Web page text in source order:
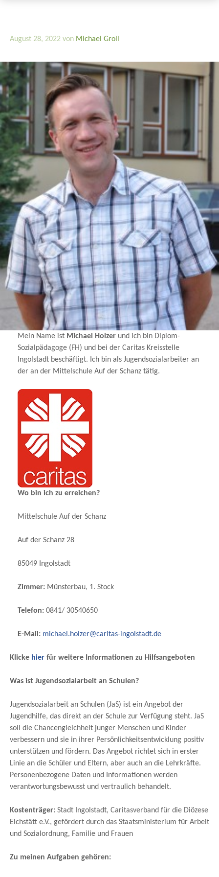
August 28, 2022 von Michael Groll
Mein Name ist Michael Holzerund ich bin Diplom-
Sozialpädagoge (FH) und bei der Caritas Kreisstelle
Ingolstadt beschäftigt. Ich bin als Jugendsozialarbeiter an
der an der Mittelschule Auf der Schanz tätig.
Wo bin ich zu erreichen?
Mittelschule Auf der Schanz
Auf der Schanz 28
85049 Ingolstadt
Zimmer:Münsterbau, 1. Stock
Telefon:0841/ 30540650
E-Mail: michael.holzer@caritas-ingolstadt.de
Klicke hier für weitere Informationen zu Hilfsangeboten
Was ist Jugendsozialarbeit an Schulen?
Jugendsozialarbeit an Schulen (JaS) ist ein Angebot der
Jugendhilfe, das direkt an der Schule zur Verfügung steht. JaS
soll die Chancengleichheit junger Menschen und Kinder
verbessern und sie in ihrer Persönlichkeitsentwicklung positiv
unterstützen und fördern. Das Angebot richtet sich in erster
Linie an die Schüler und Eltern, aber auch an die Lehrkräfte.
Personenbezogene Daten und Informationen werden
verantwortungsbewusst und vertraulich behandelt.
Kostenträger: Stadt Ingolstadt, Caritasverband für die Diözese
Eichstätt e.V., gefördert durch das Staatsministerium für Arbeit
und Sozialordnung, Familie und Frauen
Zu meinen Aufgaben gehören: